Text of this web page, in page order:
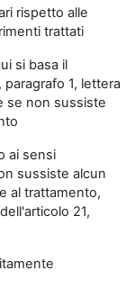
rispetto alle
trattati
si basa il
1, lettera
se non sussiste
ai sensi
sussiste alcun
al trattamento,
21,